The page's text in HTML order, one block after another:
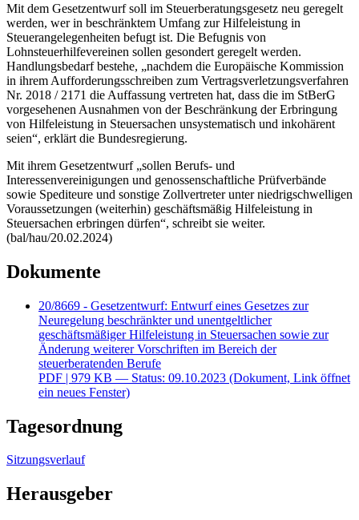
Mit dem Gesetzentwurf soll im Steuerberatungsgesetz neu geregelt
werden, wer in beschränktem Umfang zur Hilfeleistung in
Steuerangelegenheiten befugt ist. Die Befugnis von
Lohnsteuerhilfevereinen sollen gesondert geregelt werden.
Handlungsbedarf bestehe, „nachdem die Europäische Kommission
in ihrem Aufforderungsschreiben zum Vertragsverletzungsverfahren
Nr. 2018 / 2171 die Auffassung vertreten hat, dass die im StBerG
vorgesehenen Ausnahmen von der Beschränkung der Erbringung
von Hilfeleistung in Steuersachen unsystematisch und inkohärent
seien“, erklärt die Bundesregierung.
Mit ihrem Gesetzentwurf „sollen Berufs- und
Interessenvereinigungen und genossenschaftliche Prüfverbände
sowie Spediteure und sonstige Zollvertreter unter niedrigschwelligen
Voraussetzungen (weiterhin) geschäftsmäßig Hilfeleistung in
Steuersachen erbringen dürfen“, schreibt sie weiter.
(bal/hau/20.02.2024)
Dokumente
20/8669 - Gesetzentwurf: Entwurf eines Gesetzes zur
Neuregelung beschränkter und unentgeltlicher
geschäftsmäßiger Hilfeleistung in Steuersachen sowie zur
Änderung weiterer Vorschriften im Bereich der
steuerberatenden Berufe
PDF | 979 KB — Status: 09.10.2023 (Dokument, Link öffnet
ein neues Fenster)
Tagesordnung
Sitzungsverlauf
Herausgeber